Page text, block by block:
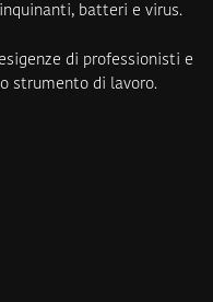
batteri e virus.
di professionisti e
strumento di lavoro.